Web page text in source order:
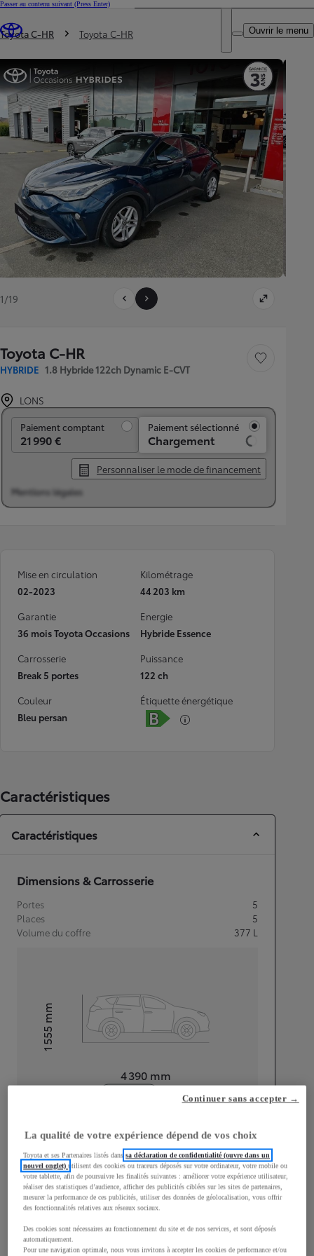
Passer au contenu suivant (Press Enter)
Trouvez un partenaire Toyota
DEALER NAME
Ouvrir le menu
Vous êtes ici
Toyota C-HR Toyota C-HR
1/19
Toyota C-HR
HYBRIDE 1.8 Hybride 122ch Dynamic E-CVT
Sauvegarder le
LONS
Paiement comptant
21 990 €
Paiement sélectionné
Chargement
Personnaliser le mode de financement
Mentions légales
Mise en circulation
02-2023
Kilométrage
44 203 km
Garantie
36 mois Toyota Occasions
Energie
Hybride Essence
Carrosserie
Break 5 portes
Puissance
122 ch
Couleur
Bleu persan
Étiquette énergétique
Caractéristiques
Caractéristiques
Dimensions & Carrosserie
Portes
5
Places
5
Volume du coffre
377 L
4 390 mm
Hauteur1 555
mm
1 795mm
Consommation mixte
La qualité de votre expérience dépend de vos choix
Toyota et ses Partenaires listés danssa déclaration de confidentialité (ouvre dans un
nouvel onglet)utilisent des cookies ou traceurs déposés sur votre ordinateur, votre mobile ou
votre tablette, afin de poursuivre les finalités suivantes : améliorer votre expérience utilisateur,
réaliser des statistiques d’audience, afficher des publicités ciblées sur les sites de partenaires,
mesurer la performance de ces publicités, utiliser des données de géolocalisation, vous offrir
des fonctionnalités relatives aux réseaux sociaux.
Des cookies sont nécessaires au fonctionnement du site et de nos services, et sont déposés
automatiquement.
Pour une navigation optimale, nous vous invitons à accepter les cookies de performance et/ou
Continuer sans accepter →